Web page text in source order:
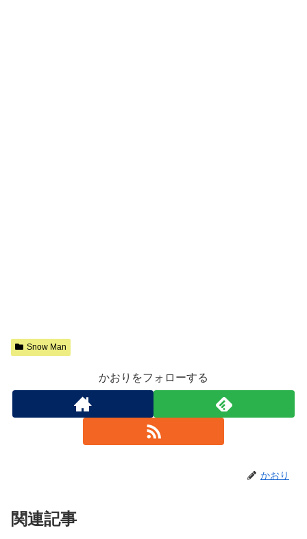
Snow Man
かおりをフォローする
かおり
関連記事